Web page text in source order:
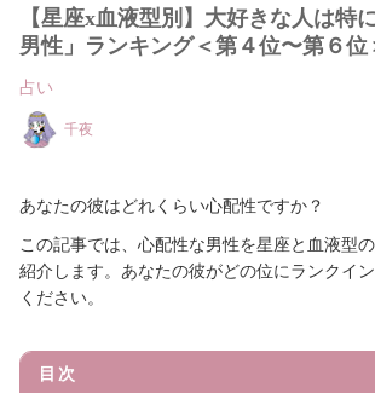
【星座x血液型別】大好きな人は特
男性」ランキング＜第４位〜第６位
占い
千夜
あなたの彼はどれくらい心配性ですか？
この記事では、心配性な男性を星座と血液型
紹介します。あなたの彼がどの位にランクイ
ください。
目次